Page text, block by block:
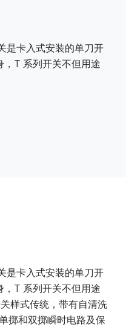
卡入式安装的单刀开
T 系列开关不但用途
卡入式安装的单刀开
T 系列开关不但用途
样式传统，带有自清洗
掷和双掷瞬时电路及保